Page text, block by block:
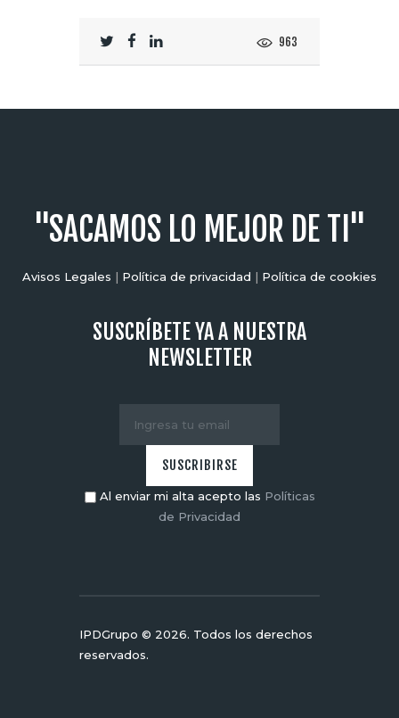
963
"SACAMOS LO MEJOR DE TI"
Avisos Legales | Política de privacidad | Política de cookies
SUSCRÍBETE YA A NUESTRA
NEWSLETTER
Al enviar mi alta acepto las Políticas
de Privacidad
IPDGrupo © 2026. Todos los derechos
reservados.